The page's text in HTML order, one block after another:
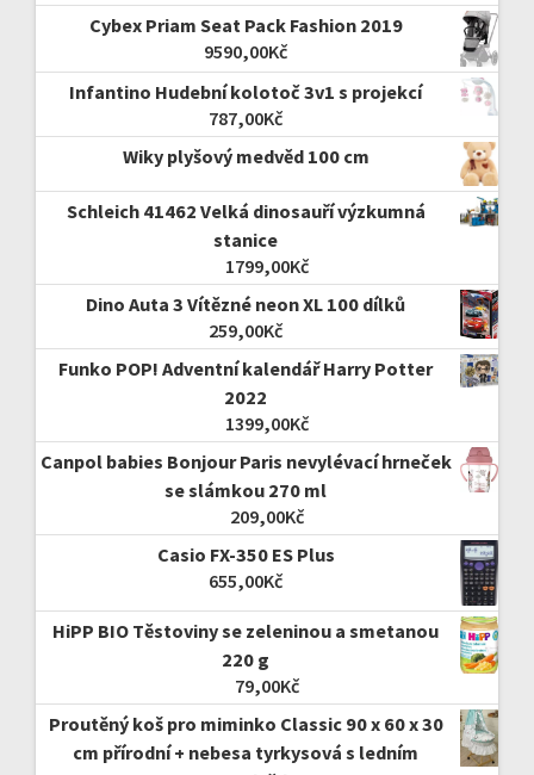
Cybex Priam Seat Pack Fashion 2019
9590,00Kč
Infantino Hudební kolotoč 3v1 s projekcí
787,00Kč
Wiky plyšový medvěd 100 cm
Schleich 41462 Velká dinosauří výzkumná
stanice
1799,00Kč
Dino Auta 3 Vítězné neon XL 100 dílků
259,00Kč
Funko POP! Adventní kalendář Harry Potter
2022
1399,00Kč
Canpol babies Bonjour Paris nevylévací hrneček
se slámkou 270 ml
209,00Kč
Casio FX-350 ES Plus
655,00Kč
HiPP BIO Těstoviny se zeleninou a smetanou
220 g
79,00Kč
Proutěný koš pro miminko Classic 90 x 60 x 30
cm přírodní + nebesa tyrkysová s ledním